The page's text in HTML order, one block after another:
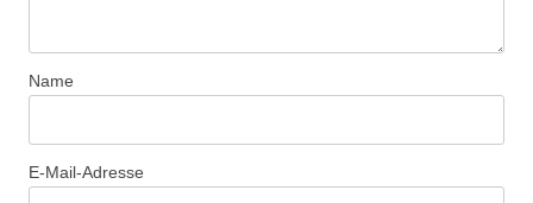
Name
E-Mail-Adresse